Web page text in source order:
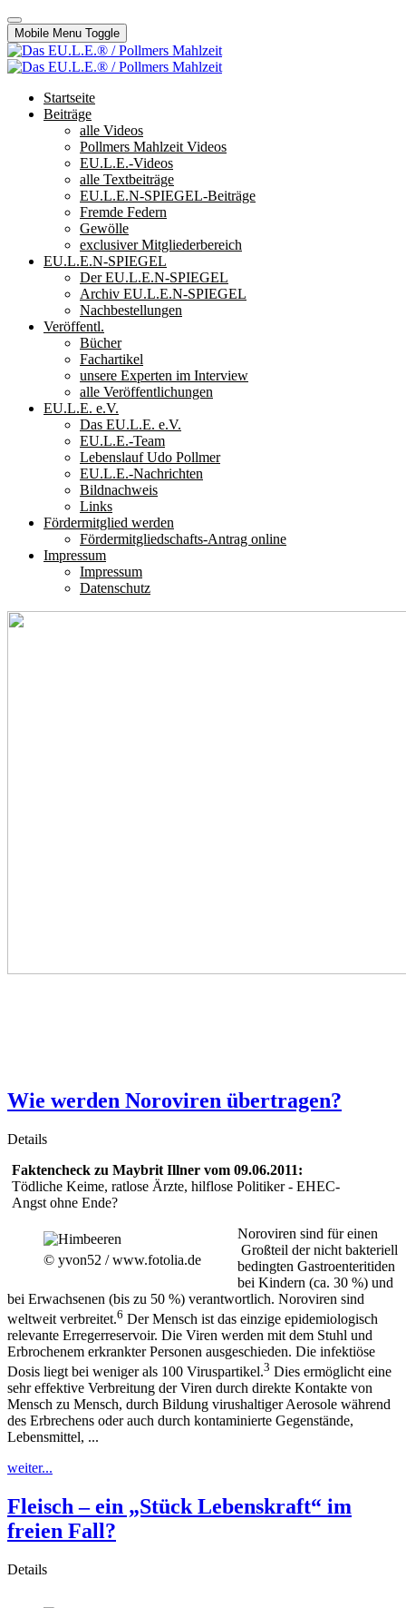
Mobile Menu Toggle
Startseite
Beiträge
alle Videos
Pollmers Mahlzeit Videos
EU.L.E.-Videos
alle Textbeiträge
EU.L.E.N-SPIEGEL-Beiträge
Fremde Federn
Gewölle
exclusiver Mitgliederbereich
EU.L.E.N-SPIEGEL
Der EU.L.E.N-SPIEGEL
Archiv EU.L.E.N-SPIEGEL
Nachbestellungen
Veröffentl.
Bücher
Fachartikel
unsere Experten im Interview
alle Veröffentlichungen
EU.L.E. e.V.
Das EU.L.E. e.V.
EU.L.E.-Team
Lebenslauf Udo Pollmer
EU.L.E.-Nachrichten
Bildnachweis
Links
Fördermitglied werden
Fördermitgliedschafts-Antrag online
Impressum
Impressum
Datenschutz
Wie werden Noroviren übertragen?
Details
Faktencheck zu Maybrit Illner vom 09.06.2011:
Tödliche Keime, ratlose Ärzte, hilflose Politiker - EHEC-
Angst ohne Ende?
© yvon52 / www.fotolia.de
Noroviren sind für einen
Großteil der nicht bakteriell
bedingten Gastroenteritiden
bei Kindern (ca. 30 %) und
bei Erwachsenen (bis zu 50 %) verantwortlich. Noroviren sind
weltweit verbreitet.6 Der Mensch ist das einzige epidemiologisch
relevante Erregerreservoir. Die Viren werden mit dem Stuhl und
Erbrochenem erkrankter Personen ausgeschieden. Die infektiöse
Dosis liegt bei weniger als 100 Viruspartikel.3 Dies ermöglicht eine
sehr effektive Verbreitung der Viren durch direkte Kontakte von
Mensch zu Mensch, durch Bildung virushaltiger Aerosole während
des Erbrechens oder auch durch kontaminierte Gegenstände,
Lebensmittel, ...
weiter...
Fleisch – ein „Stück Lebenskraft“ im
freien Fall?
Details